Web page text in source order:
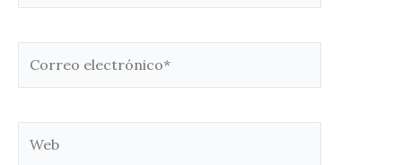
electrónico*